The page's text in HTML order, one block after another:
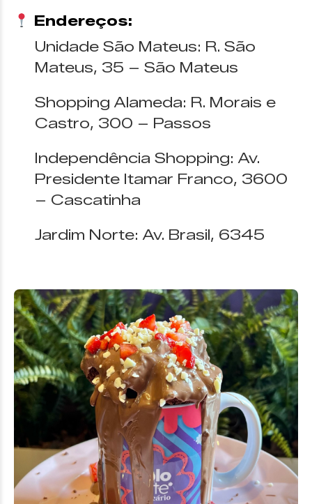
Endereços:
Unidade São Mateus: R. São
Mateus, 35 – São Mateus
Shopping Alameda: R. Morais e
Castro, 300 – Passos
Independência Shopping: Av.
Presidente Itamar Franco, 3600
– Cascatinha
Jardim Norte: Av. Brasil, 6345